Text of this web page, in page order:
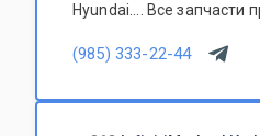
Hyundai.... Все запчасти привозятся только из
(985) 333-22-44